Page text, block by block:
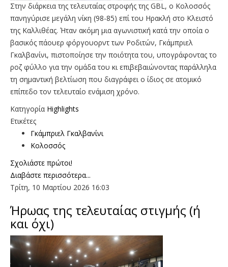
Στην διάρκεια της τελευταίας στροφής της GBL, ο Κολοσσός
πανηγύρισε μεγάλη νίκη (98-85) επί του Ηρακλή στο Κλειστό
της Καλλιθέας. Ήταν ακόμη μια αγωνιστική κατά την οποία ο
βασικός πάουερ φόργουορντ των Ροδιτών, Γκάμπριελ
Γκαλβανίνι, πιστοποίησε την ποιότητα του, υπογράφοντας το
ροζ φύλλο για την ομάδα του κι επιβεβαιώνοντας παράλληλα
τη σημαντική βελτίωση που διαγράφει ο ίδιος σε ατομικό
επίπεδο τον τελευταίο ενάμιση χρόνο.
Κατηγορία Highlights
Ετικέτες
Γκάμπριελ Γκαλβανίνι
Κολοσσός
Σχολιάστε πρώτοι!
Διαβάστε περισσότερα...
Τρίτη, 10 Μαρτίου 2026 16:03
Ήρωας της τελευταίας στιγμής (ή
και όχι)